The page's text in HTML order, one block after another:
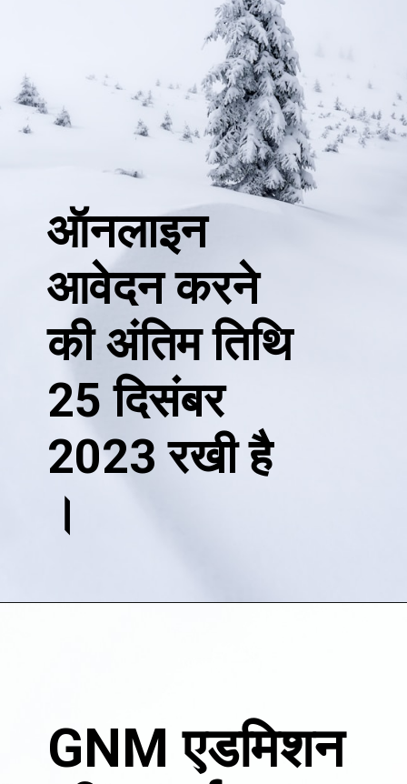
ऑनलाइन
आवेदन करने
की अंतिम तिथि
25 दिसंबर
2023 रखी है
।
GNM एडमिशन